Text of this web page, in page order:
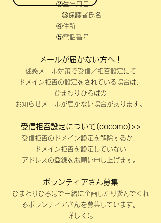
②生年月日
③保護者氏名
④住所
⑤電話番号
メールが届かない方へ！
迷惑メール対策で受信／拒否設定にて
ドメイン拒否の設定をされている場合は、
ひまわりひろばの
お知らせメールが届かない場合があります。
受信拒否設定について(docomo)>>
受信拒否のドメイン設定を解除するか、
ドメ イン拒否を設定していない
アドレスの登録をお願い申し上げます。
ボランティアさん募集
ひまわりひろばで一緒に企画したり遊んでくれ
るボランティアさんを募集しています。
詳しくは